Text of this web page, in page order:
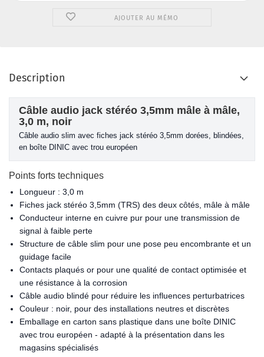
AJOUTER AU MÉMO
Description
Câble audio jack stéréo 3,5mm mâle à mâle,
3,0 m, noir
Câble audio slim avec fiches jack stéréo 3,5mm dorées, blindées,
en boîte DINIC avec trou européen
Points forts techniques
Longueur : 3,0 m
Fiches jack stéréo 3,5mm (TRS) des deux côtés, mâle à mâle
Conducteur interne en cuivre pur pour une transmission de
signal à faible perte
Structure de câble slim pour une pose peu encombrante et un
guidage facile
Contacts plaqués or pour une qualité de contact optimisée et
une résistance à la corrosion
Câble audio blindé pour réduire les influences perturbatrices
Couleur : noir, pour des installations neutres et discrètes
Emballage en carton sans plastique dans une boîte DINIC
avec trou européen - adapté à la présentation dans les
magasins spécialisés